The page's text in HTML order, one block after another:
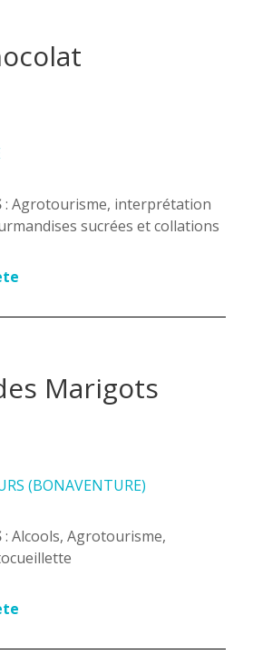
: Agrotourisme, interprétation
sucrées et collations
Marigots
(BONAVENTURE)
: Alcools, Agrotourisme,